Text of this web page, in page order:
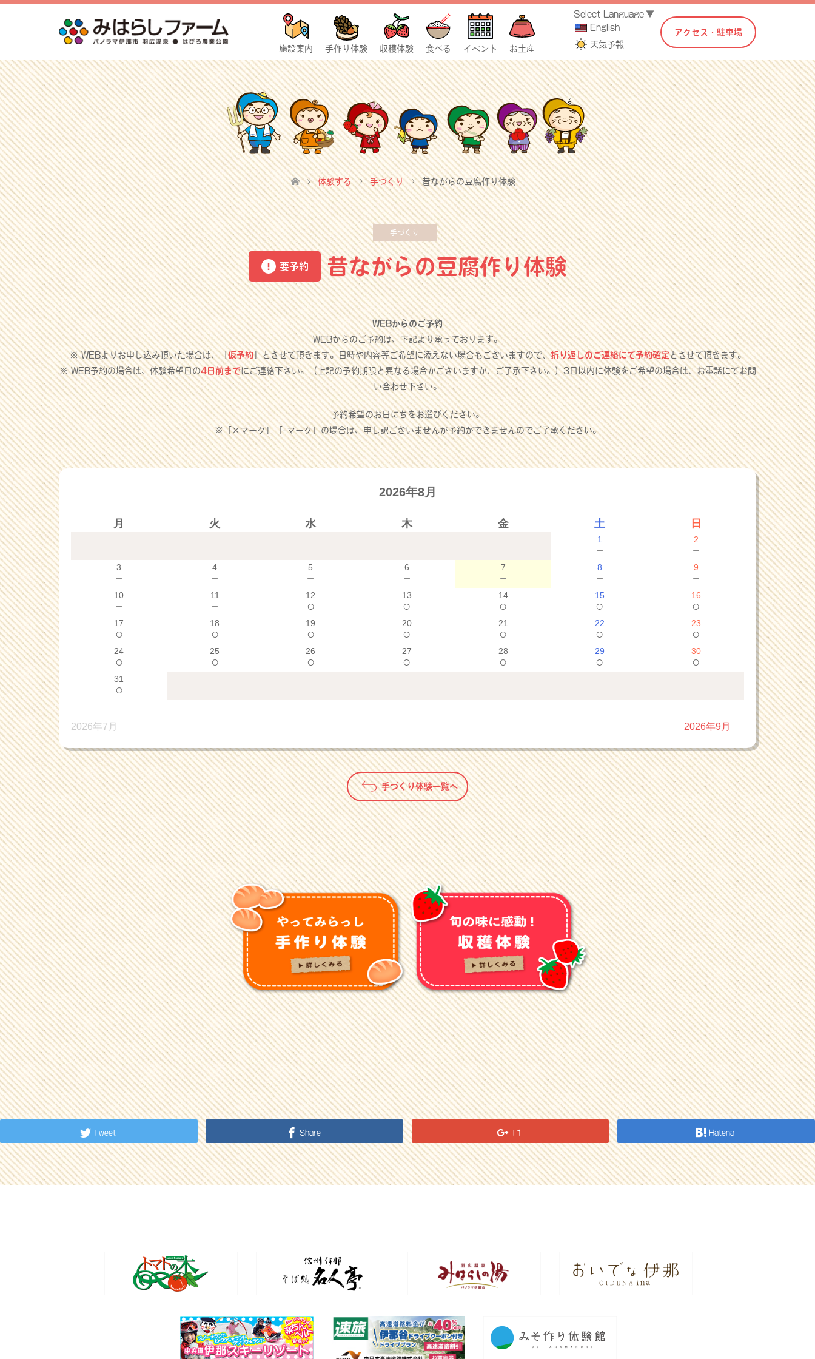
施設案内 手作り体験 収穫体験 食べる イベント お土産
Select Language ▼
English
天気予報
アクセス・駐車場
体験する 手づくり 昔ながらの豆腐作り体験
手づくり
要予約 昔ながらの豆腐作り体験
WEBからのご予約
WEBからのご予約は、下記より承っております。
※ WEBよりお申し込み頂いた場合は、「仮予約」とさせて頂きます。日時や内容等ご希望に添えない場合もございますので、折り返しのご連絡にて予約確定とさせて頂きます。
※ WEB予約の場合は、体験希望日の4日前までにご連絡下さい。（上記の予約期限と異なる場合がございますが、ご了承下さい。）3日以内に体験をご希望の場合は、お電話にてお問
い合わせ下さい。
予約希望のお日にちをお選びください。
※「×マーク」「-マーク」の場合は、申し訳ございませんが予約ができませんのでご了承ください。
2026年8月
月 火 水 木 金 土 日
1
－
2
－
3
－
4
－
5
－
6
－
7
－
8
－
9
－
10
－
11
－
12
○
13
○
14
○
15
○
16
○
17
○
18
○
19
○
20
○
21
○
22
○
23
○
24
○
25
○
26
○
27
○
28
○
29
○
30
○
31
○
2026年7月 2026年9月
手づくり体験一覧へ
Tweet Share +1 Hatena